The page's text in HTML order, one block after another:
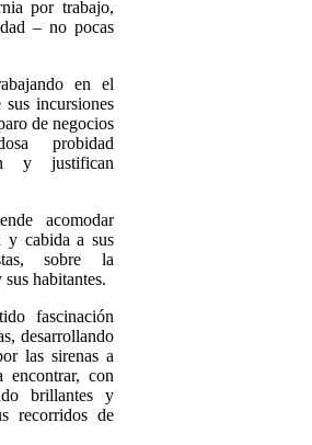
por trabajo,
– no pocas
en el
sus incursiones
de negocios
probidad
y justifican
acomodar
y cabida a sus
sobre la
habitantes.
fascinación
desarrollando
las sirenas a
encontrar, con
brillantes y
recorridos de